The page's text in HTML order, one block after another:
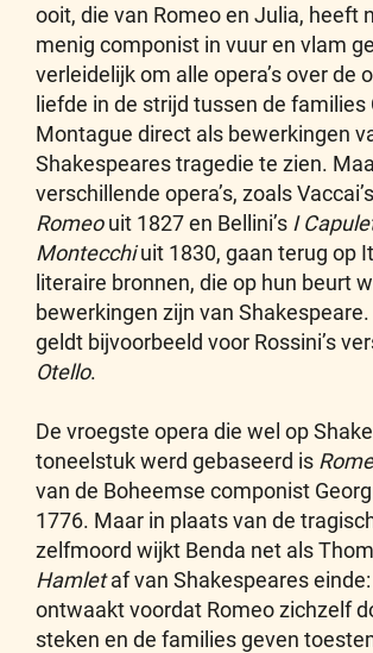
ooit, die van Romeo en Julia, heeft
menig componist in vuur en vlam
verleidelijk om alle opera’s over de
liefde in de strijd tussen de families
Montague direct als bewerkingen
Shakespeares tragedie te zien.
verschillende opera’s, zoals Vaccai’s
Romeouit 1827 en Bellini’s I
Montecchiuit 1830, gaan terug op
literaire bronnen, die op hun beurt
bewerkingen zijn van
geldt bijvoorbeeld voor Rossini’s
Otello.
De vroegste opera die wel op
toneelstuk werd gebaseerd is
van de Boheemse componist
1776. Maar in plaats van de
zelfmoord wijkt Benda net als
Hamletaf van Shakespeares
ontwaakt voordat Romeo zichzelf
steken en de families geven